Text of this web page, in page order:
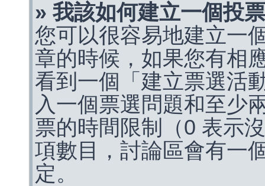
» 我該如何建立一個投
您可以很容易地建立一
章的時候，如果您有相
看到一個「建立票選活
入一個票選問題和至少
票的時間限制（0 表示
項數目，討論區會有一
定。